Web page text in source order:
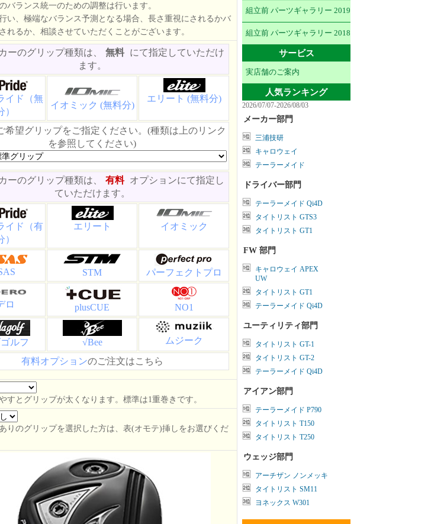
バランス統一のための調整は行います。
い、極端なバランス予測となる場合、長さ重視にされるかバ
れるか、相談させていただくことがございます。
ーのグリップ種類は、 無料
にて指定していただけ
ます。
イド（無
）
イオミック (無料分)
エリート (無料分)
希望グリップをご指定ください。(種類は上のリンク
を参照してください)
ーのグリップ種類は、 有料
オプションにて指定し
ていただけます。
イド（有
）
エリート イオミック
STM パーフェクトプロ
ロ plusCUE NO1
ルフ √Bee ムジーク
有料オプションのご注文はこちら
すとグリップが太くなります。標準は1重巻きです。
りのグリップを選択した方は、表(オモテ)挿しをお選びくだ
組立前 パーツギャラリー 2019
組立前 パーツギャラリー 2018
サービス
実店舗のご案内
人気ランキング
2026/07/07-2026/08/03
メーカー部門
三浦技研
キャロウェイ
テーラーメイド
ドライバー部門
テーラーメイド Qi4D
タイトリスト GTS3
タイトリスト GT1
FW 部門
キャロウェイ APEX
UW
タイトリスト GT1
テーラーメイド Qi4D
ユーティリティ部門
タイトリスト GT-1
タイトリスト GT-2
テーラーメイド Qi4D
アイアン部門
テーラーメイド P790
タイトリスト T150
タイトリスト T250
ウェッジ部門
アーチザン ノンメッキ
タイトリスト SM11
ヨネックス W301